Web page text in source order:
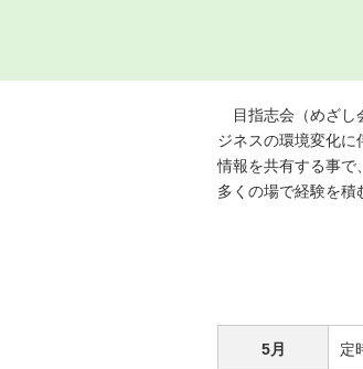
目指志会（めざし
ジネスの環境変化に
情報を共有する事で
多くの場で経験を積
5月 定